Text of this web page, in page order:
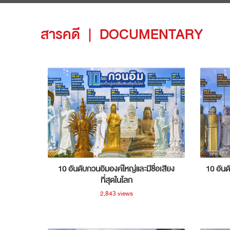
สารคดี | DOCUMENTARY
10 อันดับกวนอิมองค์ใหญ่และมีชื่อเสียง
ที่สุดในโลก
2,843 views
10 อัน